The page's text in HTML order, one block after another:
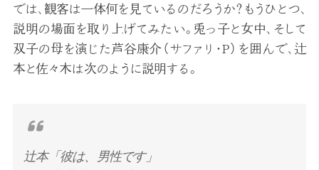
では、観客は一体何を見ているのだろうか？もうひとつ、
説明の場面を取り上げてみたい。兎っ子と女中、そして
双子の母を演じた芦谷康介（サファリ・P）を囲んで、辻
本と佐々木は次のように説明する。
辻本「彼は、男性です」